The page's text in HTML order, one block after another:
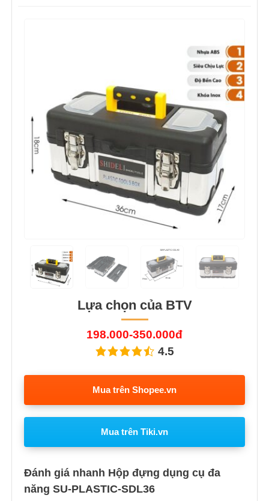
Lựa chọn của BTV
198.000-350.000đ
4.5
Mua trên Shopee.vn
Mua trên Tiki.vn
Đánh giá nhanh Hộp đựng dụng cụ đa
năng SU-PLASTIC-SDL36